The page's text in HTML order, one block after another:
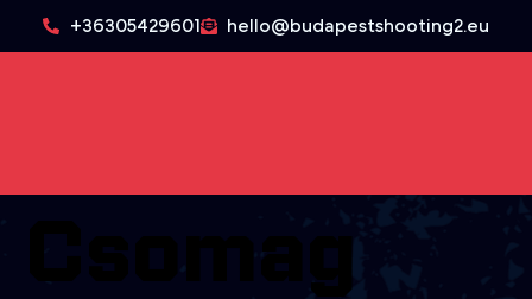
+36305429601 hello@budapestshooting2.eu
Csomag